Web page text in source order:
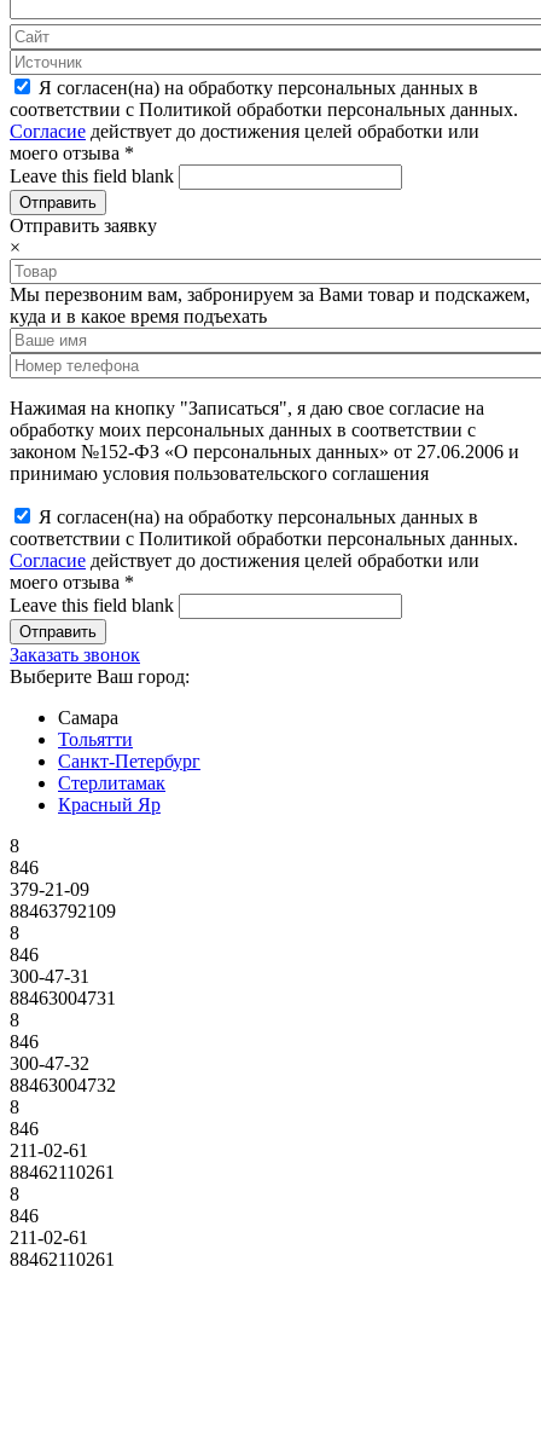
Я согласен(на) на обработку персональных данных в
соответствии с Политикой обработки персональных данных.
Согласие действует до достижения целей обработки или
моего отзыва *
Leave this field blank
Отправить заявку
×
Мы перезвоним вам, забронируем за Вами товар и подскажем,
куда и в какое время подъехать
Нажимая на кнопку "Записаться", я даю свое согласие на
обработку моих персональных данных в соответствии с
законом №152-ФЗ «О персональных данных» от 27.06.2006 и
принимаю условия пользовательского соглашения
Я согласен(на) на обработку персональных данных в
соответствии с Политикой обработки персональных данных.
Согласие действует до достижения целей обработки или
моего отзыва *
Leave this field blank
Заказать звонок
Выберите Ваш город:
Самара
Тольятти
Санкт-Петербург
Стерлитамак
Красный Яр
8
846
379-21-09
88463792109
8
846
300-47-31
88463004731
8
846
300-47-32
88463004732
8
846
211-02-61
88462110261
8
846
211-02-61
88462110261